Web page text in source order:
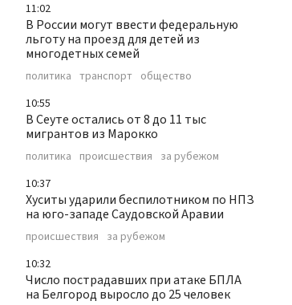
11:02
В России могут ввести федеральную
льготу на проезд для детей из
многодетных семей
политика транспорт общество
10:55
В Сеуте остались от 8 до 11 тыс
мигрантов из Марокко
политика происшествия за рубежом
10:37
Хуситы ударили беспилотником по НПЗ
на юго-западе Саудовской Аравии
происшествия за рубежом
10:32
Число пострадавших при атаке БПЛА
на Белгород выросло до 25 человек